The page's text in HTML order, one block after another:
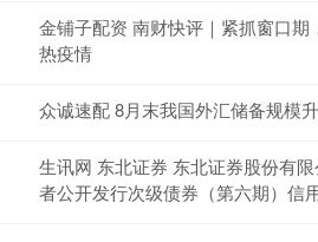
金铺子配资 南财快评｜紧抓窗口
热疫情
众诚速配 8月末我国外汇储备规模
生讯网 东北证券 东北证券股份有
者公开发行次级债券（第六期）信